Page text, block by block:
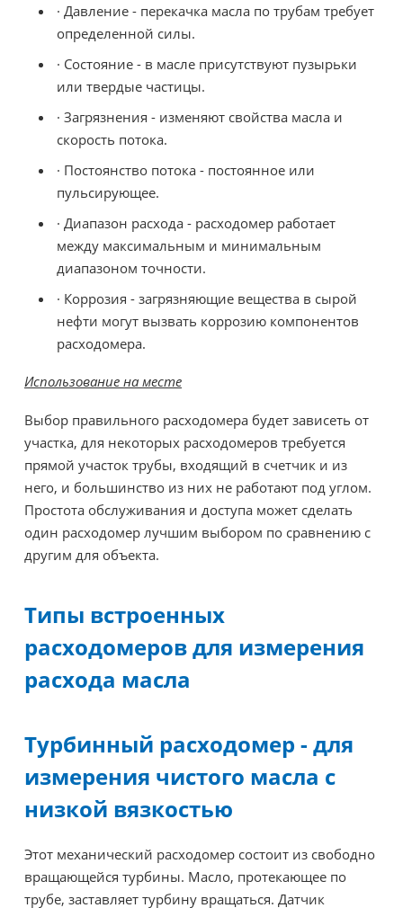
· Давление - перекачка масла по трубам требует
определенной силы.
· Состояние - в масле присутствуют пузырьки
или твердые частицы.
· Загрязнения - изменяют свойства масла и
скорость потока.
· Постоянство потока - постоянное или
пульсирующее.
· Диапазон расхода - расходомер работает
между максимальным и минимальным
диапазоном точности.
· Коррозия - загрязняющие вещества в сырой
нефти могут вызвать коррозию компонентов
расходомера.
Использование на месте
Выбор правильного расходомера будет зависеть от
участка, для некоторых расходомеров требуется
прямой участок трубы, входящий в счетчик и из
него, и большинство из них не работают под углом.
Простота обслуживания и доступа может сделать
один расходомер лучшим выбором по сравнению с
другим для объекта.
Типы встроенных
расходомеров для измерения
расхода масла
Турбинный расходомер - для
измерения чистого масла с
низкой вязкостью
Этот механический расходомер состоит из свободно
вращающейся турбины. Масло, протекающее по
трубе, заставляет турбину вращаться. Датчик